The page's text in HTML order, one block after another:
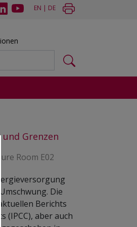
EN | DE
Grenzen
Room E02
Die
Berichts
(IPCC), aber auch